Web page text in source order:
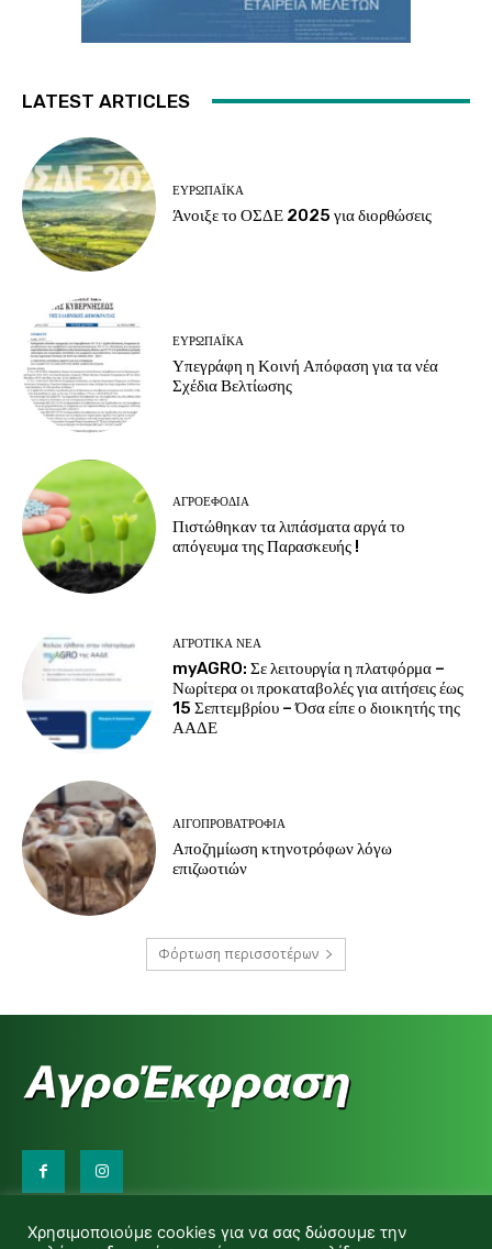
LATEST ARTICLES
ΕΥΡΩΠΑΪΚΆ
Άνοιξε το ΟΣΔΕ 2025 για διορθώσεις
ΕΥΡΩΠΑΪΚΆ
Υπεγράφη η Κοινή Απόφαση για τα νέα
Σχέδια Βελτίωσης
ΑΓΡΟΕΦΌΔΙΑ
Πιστώθηκαν τα λιπάσματα αργά το
απόγευμα της Παρασκευής !
ΑΓΡΟΤΙΚΆ ΝΈΑ
myAGRO: Σε λειτουργία η πλατφόρμα –
Νωρίτερα οι προκαταβολές για αιτήσεις έως
15 Σεπτεμβρίου – Όσα είπε ο διοικητής της
ΑΑΔΕ
ΑΙΓΟΠΡΟΒΑΤΡΟΦΊΑ
Αποζημίωση κτηνοτρόφων λόγω
επιζωοτιών
Φόρτωση περισσοτέρων
d.makas@yahoo.gr
Χρησιμοποιούμε cookies για να σας δώσουμε την